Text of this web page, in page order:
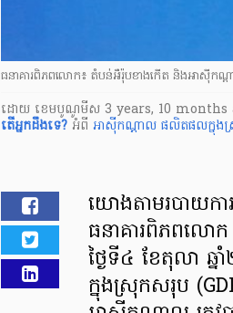
ធនាគារពិភពលោក៖ តំបន់អឺរ៉ុបខាងកើត និងអាស៊ីក
ដោយ ​ ខេមបូណូមីស 3 years, 10 months
តើ​អ្នក​ដឹងទេ? អំពី អាស៊ីកណ្តាល ផលិតផលក្នុង
យោងតាមរបាយកា
ធនាគារពិភពលោ
ថ្ងៃទី៤ ខែតុលា
ក្នុងស្រុកសរុប